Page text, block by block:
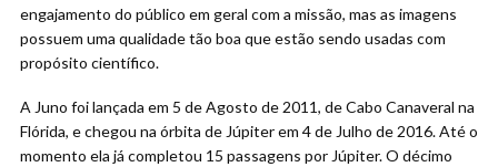
engajamento do público em geral com a missão, mas as imagens
possuem uma qualidade tão boa que estão sendo usadas com
propósito científico.
A Juno foi lançada em 5 de Agosto de 2011, de Cabo Canaveral na
Flórida, e chegou na órbita de Júpiter em 4 de Julho de 2016. Até o
momento ela já completou 15 passagens por Júpiter. O décimo